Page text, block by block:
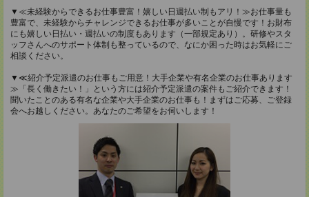
▼≪未経験からできるお仕事豊富！嬉しい日週払い制もアリ！≫お仕事量も
豊富で、未経験からチャレンジできるお仕事が多いことが自慢です！お財布
にも嬉しい日払い・週払いの制度もあります（一部規定あり）。研修やスタ
ッフさんへのサポート体制も整っているので、なにか困った時はお気軽にご
相談ください。
▼≪紹介予定派遣のお仕事もご用意！大手企業や有名企業のお仕事あります
≫「長く働きたい！」という方には紹介予定派遣の案件もご紹介できます！
聞いたことのある有名な企業や大手企業のお仕事も！まずはご応募、ご登録
会へお越しください。あなたのご希望をお伺いします！